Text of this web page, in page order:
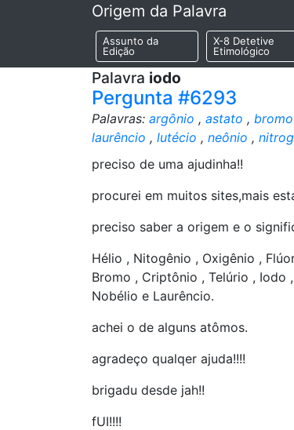
Origem da Palavra
Assunto da
Edição
X-8 Detetive
Etimológico
Palavra iodo
Pergunta #6293
Palavras: argônio , astato , bromo
laurêncio , lutécio , neônio ,
preciso de uma ajudinha!!
procurei em muitos sites,mais
preciso saber a origem e o
Hélio , Nitogênio , Oxigênio ,
Bromo , Criptônio , Telúrio , Iodo
Nobélio e Laurêncio.
achei o de alguns atômos.
agradeço qualqer ajuda!!!!
brigadu desde jah!!
fUI!!!!